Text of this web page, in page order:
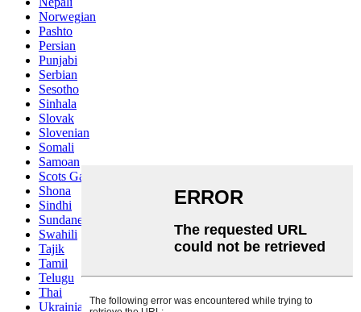
Norwegian
Pashto
Persian
Punjabi
Serbian
Sesotho
Sinhala
Slovak
Slovenian
Somali
Samoan
Scots Gaelic
Shona
Sindhi
Sundanese
Swahili
Tajik
Tamil
Telugu
Thai
Ukrainian